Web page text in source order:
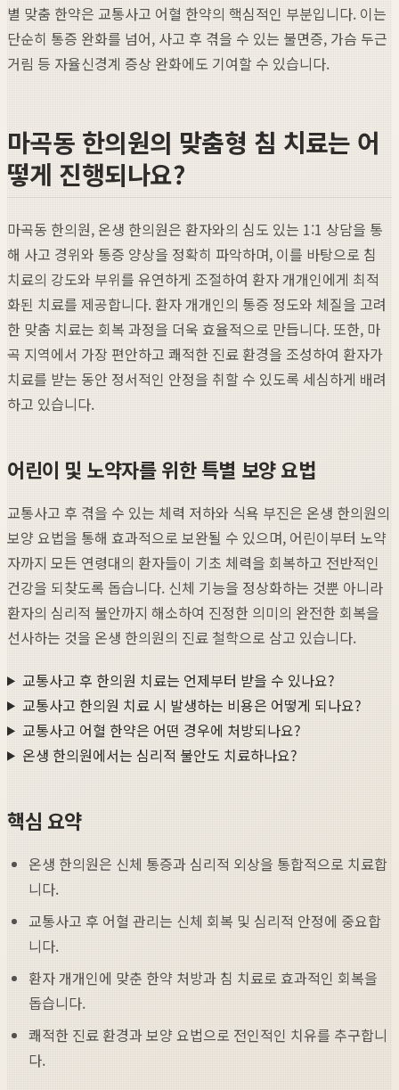
별 맞춤 한약은 교통사고 어혈 한약의 핵심적인 부분입니다. 이는
단순히 통증 완화를 넘어, 사고 후 겪을 수 있는 불면증, 가슴 두근
거림 등 자율신경계 증상 완화에도 기여할 수 있습니다.
마곡동 한의원의 맞춤형 침 치료는 어
떻게 진행되나요?
마곡동 한의원, 온생 한의원은 환자와의 심도 있는 1:1 상담을 통
해 사고 경위와 통증 양상을 정확히 파악하며, 이를 바탕으로 침
치료의 강도와 부위를 유연하게 조절하여 환자 개개인에게 최적
화된 치료를 제공합니다. 환자 개개인의 통증 정도와 체질을 고려
한 맞춤 치료는 회복 과정을 더욱 효율적으로 만듭니다. 또한, 마
곡 지역에서 가장 편안하고 쾌적한 진료 환경을 조성하여 환자가
치료를 받는 동안 정서적인 안정을 취할 수 있도록 세심하게 배려
하고 있습니다.
어린이 및 노약자를 위한 특별 보양 요법
교통사고 후 겪을 수 있는 체력 저하와 식욕 부진은 온생 한의원의
보양 요법을 통해 효과적으로 보완될 수 있으며, 어린이부터 노약
자까지 모든 연령대의 환자들이 기초 체력을 회복하고 전반적인
건강을 되찾도록 돕습니다. 신체 기능을 정상화하는 것뿐 아니라
환자의 심리적 불안까지 해소하여 진정한 의미의 완전한 회복을
선사하는 것을 온생 한의원의 진료 철학으로 삼고 있습니다.
교통사고 후 한의원 치료는 언제부터 받을 수 있나요?
교통사고 한의원 치료 시 발생하는 비용은 어떻게 되나요?
교통사고 어혈 한약은 어떤 경우에 처방되나요?
온생 한의원에서는 심리적 불안도 치료하나요?
핵심 요약
온생 한의원은 신체 통증과 심리적 외상을 통합적으로 치료합
니다.
교통사고 후 어혈 관리는 신체 회복 및 심리적 안정에 중요합
니다.
환자 개개인에 맞춘 한약 처방과 침 치료로 효과적인 회복을
돕습니다.
쾌적한 진료 환경과 보양 요법으로 전인적인 치유를 추구합니
다.